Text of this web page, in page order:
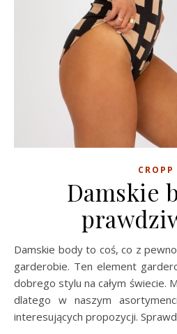
CROPP
Damskie
Damskie body to coś, co z pewnością warto mieć w swojej
garderobie. Ten element
dobrego stylu na całym świecie.
dlatego w naszym
interesujących propozycji.